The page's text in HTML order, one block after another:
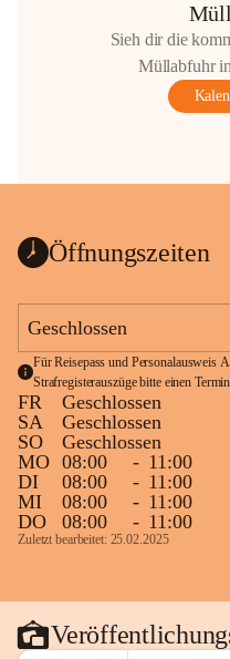
Sieh dir die
Müllabfuhr
Öffnungszeiten
Geschlossen
Für Reisepass und Personalausweis
Strafregisterauszüge bitte einen
FR
Geschlossen
SA
Geschlossen
SO
Geschlossen
MO 08:00 - 11:00
DI
08:00 - 11:00
MI
08:00 - 11:00
DO
08:00 - 11:00
Zuletzt bearbeitet: 25.02.2025